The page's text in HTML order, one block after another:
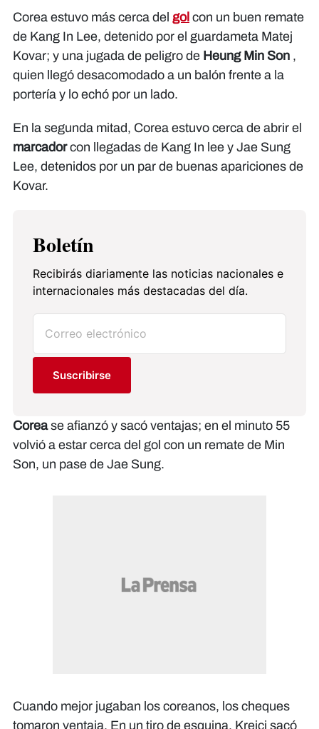
Corea estuvo más cerca del gol con un buen remate
de Kang In Lee, detenido por el guardameta Matej
Kovar; y una jugada de peligro de Heung Min Son ,
quien llegó desacomodado a un balón frente a la
portería y lo echó por un lado.
En la segunda mitad, Corea estuvo cerca de abrir el
marcadorcon llegadas de Kang In lee y Jae Sung
Lee, detenidos por un par de buenas apariciones de
Kovar.
Boletín
Recibirás diariamente las noticias nacionales e
internacionales más destacadas del día.
Suscribirse
Corease afianzó y sacó ventajas; en el minuto 55
volvió a estar cerca del gol con un remate de Min
Son, un pase de Jae Sung.
Cuando mejor jugaban los coreanos, los cheques
tomaron ventaja. En un tiro de esquina, Krejci sacó